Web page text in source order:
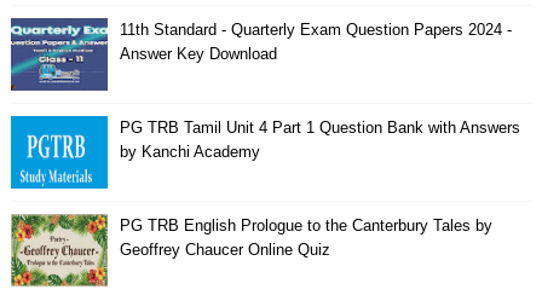
11th Standard - Quarterly Exam Question Papers 2024 -
Answer Key Download
PG TRB Tamil Unit 4 Part 1 Question Bank with Answers
by Kanchi Academy
PG TRB English Prologue to the Canterbury Tales by
Geoffrey Chaucer Online Quiz